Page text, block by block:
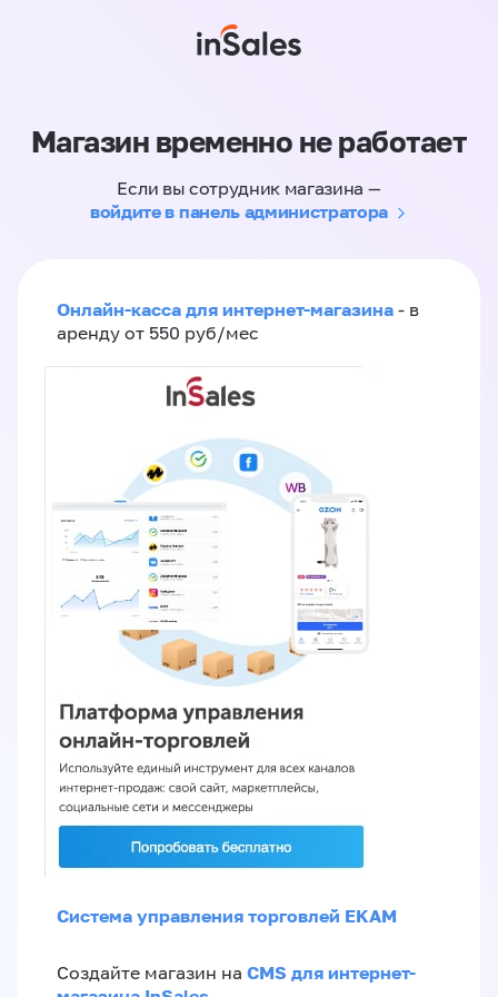
Магазин временно не работает
Если вы сотрудник магазина —
войдите в панель администратора
Онлайн-касса для интернет-магазина - в
аренду от 550 руб/мес
Система управления торговлей EKAM
Создайте магазин на CMS для интернет-